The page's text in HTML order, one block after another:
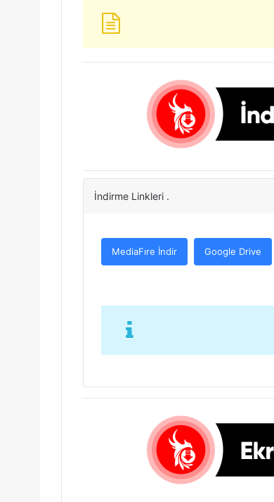
İndirme Linkleri .
MediaFıre İndir Google Drive